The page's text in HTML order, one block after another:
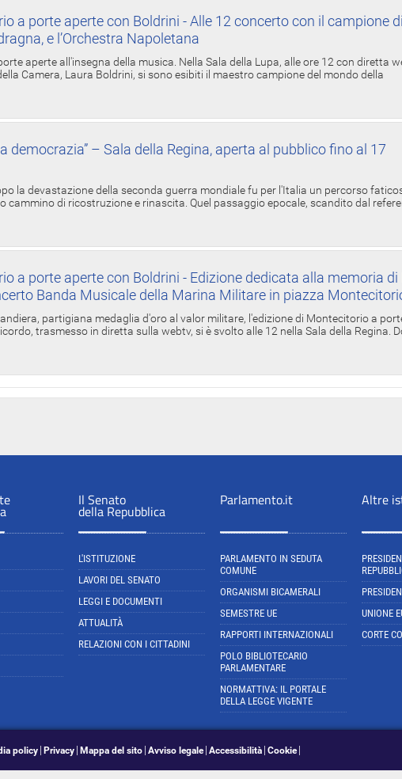
a porte aperte con Boldrini - Alle 12 concerto con il campione di
e l’Orchestra Napoletana
aperte all'insegna della musica. Nella Sala della Lupa, alle ore 12 con diretta
Camera, Laura Boldrini, si sono esibiti il maestro campione del mondo della
democrazia” – Sala della Regina, aperta al pubblico fino al 17
la devastazione della seconda guerra mondiale fu per l'Italia un percorso
cammino di ricostruzione e rinascita. Quel passaggio epocale, scandito dal
a porte aperte con Boldrini - Edizione dedicata alla memoria di
Banda Musicale della Marina Militare in piazza
partigiana medaglia d'oro al valor militare, l'edizione di Montecitorio a
trasmesso in diretta sulla webtv, si è svolto alle 12 nella Sala della Regina.
Il Senato
della Repubblica
L'ISTITUZIONE
LAVORI DEL SENATO
LEGGI E DOCUMENTI
ATTUALITÀ
RELAZIONI CON I CITTADINI
Parlamento.it
PARLAMENTO IN SEDUTA
COMUNE
ORGANISMI BICAMERALI
SEMESTRE UE
RAPPORTI INTERNAZIONALI
POLO BIBLIOTECARIO
PARLAMENTARE
NORMATTIVA: IL PORTALE
DELLA LEGGE VIGENTE
Altre
UNIONE
CORTE
policy Privacy Mappa del sito Avviso legale Accessibilità Cookie